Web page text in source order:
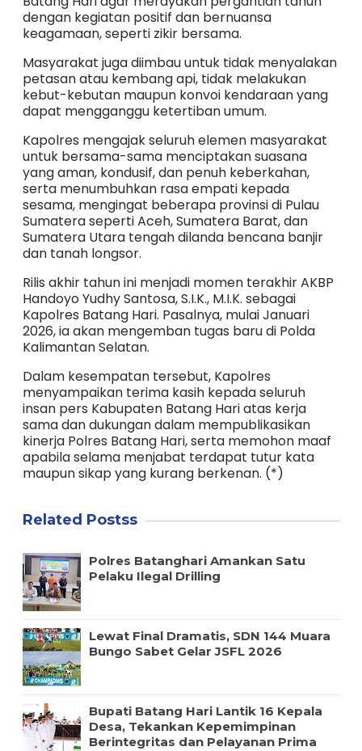
dengan kegiatan positif dan bernuansa
keagamaan, seperti zikir bersama.
Masyarakat juga diimbau untuk tidak menyalakan
petasan atau kembang api, tidak melakukan
kebut-kebutan maupun konvoi kendaraan yang
dapat mengganggu ketertiban umum.
Kapolres mengajak seluruh elemen masyarakat
untuk bersama-sama menciptakan suasana
yang aman, kondusif, dan penuh keberkahan,
serta menumbuhkan rasa empati kepada
sesama, mengingat beberapa provinsi di Pulau
Sumatera seperti Aceh, Sumatera Barat, dan
Sumatera Utara tengah dilanda bencana banjir
dan tanah longsor.
Rilis akhir tahun ini menjadi momen terakhir AKBP
Handoyo Yudhy Santosa, S.I.K., M.I.K. sebagai
Kapolres Batang Hari. Pasalnya, mulai Januari
2026, ia akan mengemban tugas baru di Polda
Kalimantan Selatan.
Dalam kesempatan tersebut, Kapolres
menyampaikan terima kasih kepada seluruh
insan pers Kabupaten Batang Hari atas kerja
sama dan dukungan dalam mempublikasikan
kinerja Polres Batang Hari, serta memohon maaf
apabila selama menjabat terdapat tutur kata
maupun sikap yang kurang berkenan. (*)
Related Postss
Polres Batanghari Amankan Satu
Pelaku Ilegal Drilling
Lewat Final Dramatis, SDN 144 Muara
Bungo Sabet Gelar JSFL 2026
Bupati Batang Hari Lantik 16 Kepala
Desa, Tekankan Kepemimpinan
Berintegritas dan Pelayanan Prima